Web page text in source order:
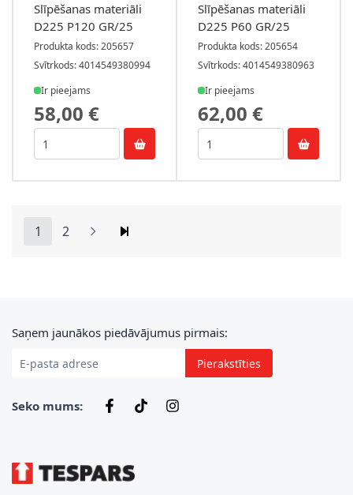
Slīpēšanas materiāli
D225 P120 GR/25
Produkta kods: 205657
Svītrkods: 4014549380994
Ir pieejams
58,00 €
Slīpēšanas materiāli
D225 P60 GR/25
Produkta kods: 205654
Svītrkods: 4014549380963
Ir pieejams
62,00 €
You're currently reading page
1 Lapa
2
E-pasta adrese
Saņem jaunākos piedāvājumus pirmais:
Pierakstīties
Seko mums: